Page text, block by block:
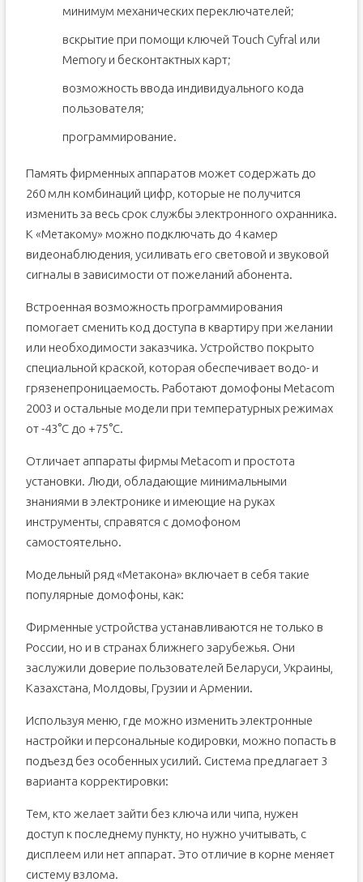
минимум механических переключателей;
вскрытие при помощи ключей Touch Cyfral или
Memory и бесконтактных карт;
возможность ввода индивидуального кода
пользователя;
программирование.
Память фирменных аппаратов может содержать до
260 млн комбинаций цифр, которые не получится
изменить за весь срок службы электронного охранника.
К «Метакому» можно подключать до 4 камер
видеонаблюдения, усиливать его световой и звуковой
сигналы в зависимости от пожеланий абонента.
Встроенная возможность программирования
помогает сменить код доступа в квартиру при желании
или необходимости заказчика. Устройство покрыто
специальной краской, которая обеспечивает водо- и
грязенепроницаемость. Работают домофоны Metacom
2003 и остальные модели при температурных режимах
от -43°С до +75°С.
Отличает аппараты фирмы Metacom и простота
установки. Люди, обладающие минимальными
знаниями в электронике и имеющие на руках
инструменты, справятся с домофоном
самостоятельно.
Модельный ряд «Метакона» включает в себя такие
популярные домофоны, как:
Фирменные устройства устанавливаются не только в
России, но и в странах ближнего зарубежья. Они
заслужили доверие пользователей Беларуси, Украины,
Казахстана, Молдовы, Грузии и Армении.
Используя меню, где можно изменить электронные
настройки и персональные кодировки, можно попасть в
подъезд без особенных усилий. Система предлагает 3
варианта корректировки:
Тем, кто желает зайти без ключа или чипа, нужен
доступ к последнему пункту, но нужно учитывать, с
дисплеем или нет аппарат. Это отличие в корне меняет
систему взлома.